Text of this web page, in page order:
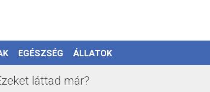
EGÉSZSÉG ÁLLATOK
láttad már?